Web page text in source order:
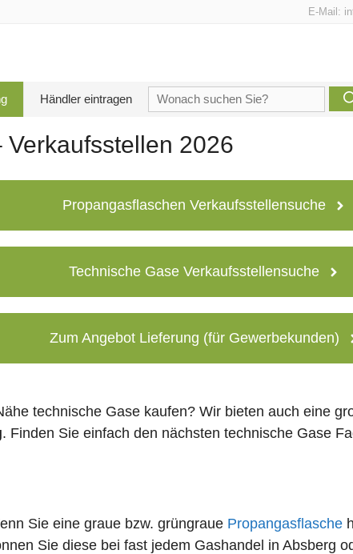
E-Mail:
Händler eintragen
Suche
2026
Propangasflaschen Verkaufsstellensuche
Technische Gase Verkaufsstellensuche
Zum Angebot Lieferung (für Gewerbekunden)
technische Gase kaufen? Wir bieten auch eine
. Finden Sie einfach den nächsten technische Gase
Sie eine graue bzw. grüngraue Propangasflasche
Sie diese bei fast jedem Gashandel in Absberg